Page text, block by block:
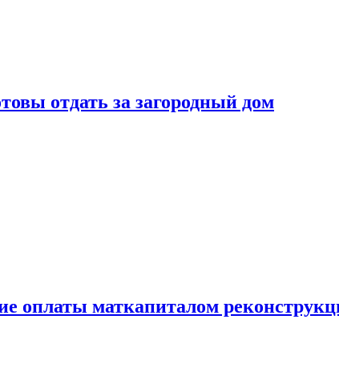
отдать за загородный дом
оплаты маткапиталом